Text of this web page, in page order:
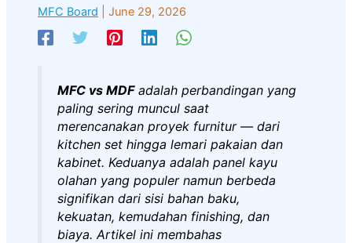
MFC Board June 29, 2026
MFC vs MDFadalah perbandingan yang
paling sering muncul saat
merencanakan proyek furnitur — dari
kitchen set hingga lemari pakaian dan
kabinet. Keduanya adalah panel kayu
olahan yang populer namun berbeda
signifikan dari sisi bahan baku,
kekuatan, kemudahan finishing, dan
biaya. Artikel ini membahas